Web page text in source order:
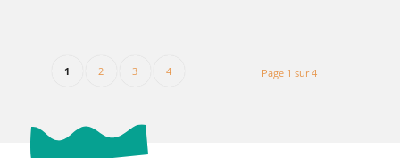
Page 1 sur 4
1 2 3 4